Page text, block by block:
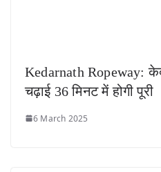
Kedarnath Ropeway:
चढ़ाई 36 मिनट में होगी पूरी
6 March 2025